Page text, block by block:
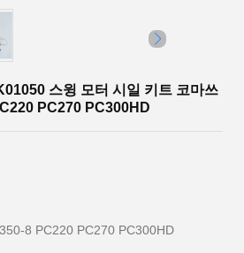
스윙 모터 시일 키트 코마쓰
PC270 PC300HD
8 PC220 PC270 PC300HD